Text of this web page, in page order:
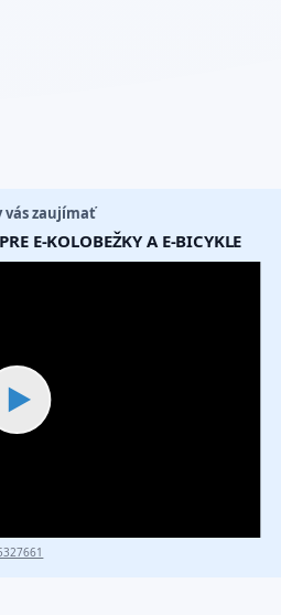
vás zaujímať
E-KOLOBEŽKY A E-BICYKLE
▶